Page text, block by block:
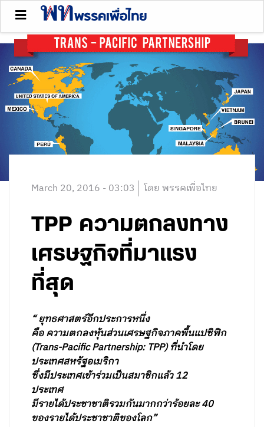
March 20, 2016 - 03:03 โดย พรรคเพื่อไทย
TPP ความตกลงทาง
เศรษฐกิจที่มาแรง
ที่สุด
“ ยุทธศาสตร์อีกประการหนึ่ง
คือ ความตกลงหุ้นส่วนเศรษฐกิจภาคพื้นแปซิฟิก
(Trans-Paciﬁc Partnership: TPP) ที่นำโดย
ประเทศสหรัฐอเมริกา
ซึ่งมีประเทศเข้าร่วมเป็นสมาชิกแล้ว 12
ประเทศ
มีรายได้ประชาชาติรวมกันมากกว่าร้อยละ 40
ของรายได้ประชาชาติของโลก”